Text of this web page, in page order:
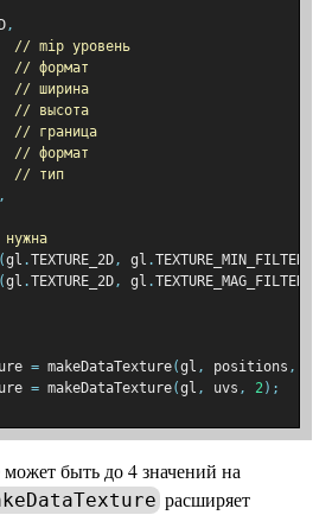
,
// mip уровень
// формат
// ширина
// высота
// граница
// формат
// тип
,
(gl .TEXTURE_2D, gl .TEXTURE_MIN_FILTER
(gl .TEXTURE_2D, gl .TEXTURE_MAG_FILTER
= makeDataTexture(gl , positions ,
= makeDataTexture(gl , uvs , 2);
может быть до 4 значений на
расширяет